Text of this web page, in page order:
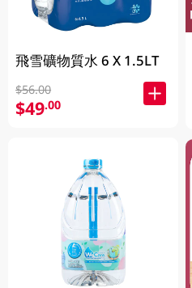
飛雪礦物質水 6 X 1.5LT
$56.00
$49.00